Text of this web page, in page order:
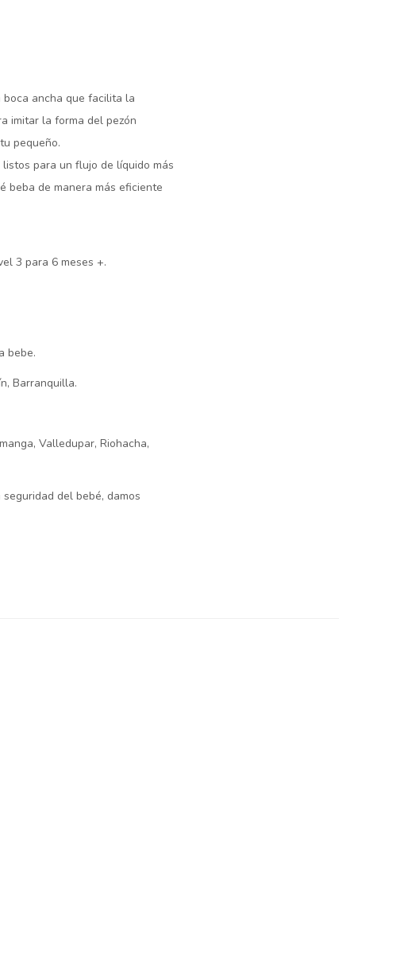
ancha que facilita la
imitar la forma del pezón
pequeño.
para un flujo de líquido más
beba de manera más eficiente
3 para 6 meses +.
bebe.
Barranquilla.
Valledupar, Riohacha,
del bebé, damos